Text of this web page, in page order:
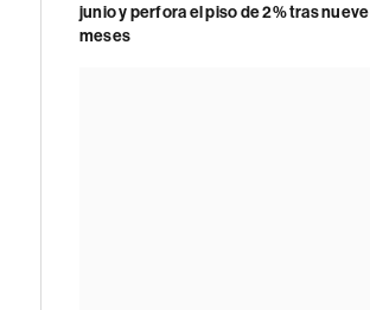
junio y perfora el piso de 2% tras nueve
meses